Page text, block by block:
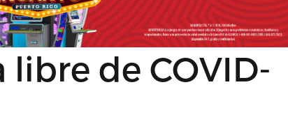
de COVID-